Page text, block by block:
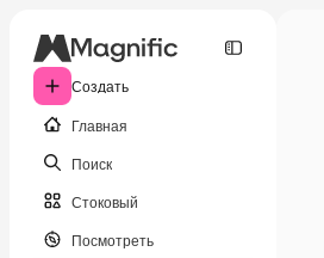
Создать
Главная
Поиск
Стоковый
Посмотреть